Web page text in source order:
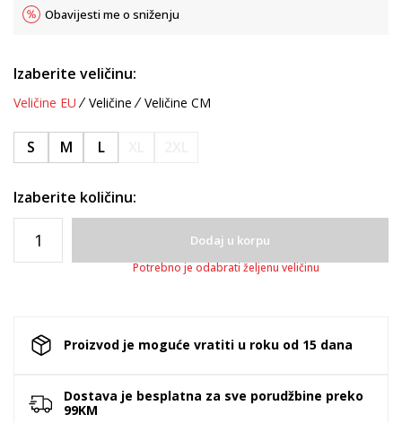
Obavijesti me o sniženju
Izaberite veličinu:
Veličine EU Veličine Veličine CM
S M L
Izaberite količinu:
Dodaj u korpu
Potrebno je odabrati željenu veličinu
Proizvod je moguće vratiti u roku od 15 dana
Dostava je besplatna za sve porudžbine preko
99KM